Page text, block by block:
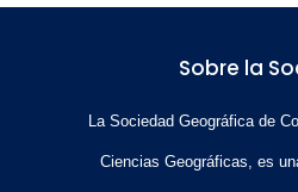
Sobre la
La Sociedad Geográfica de
Ciencias Geográficas, es